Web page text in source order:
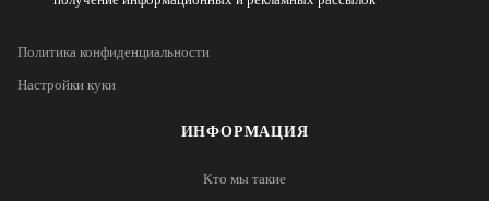
ИНФОРМАЦИЯ
Кто мы такие
Политика конфиденциальности
Настройки куки